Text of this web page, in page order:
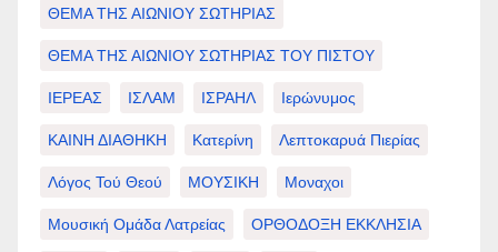
ΘΕΜΑ ΤΗΣ ΑΙΩΝΙΟΥ ΣΩΤΗΡΙΑΣ
ΘΕΜΑ ΤΗΣ ΑΙΩΝΙΟΥ ΣΩΤΗΡΙΑΣ ΤΟΥ ΠΙΣΤΟΥ
ΙΕΡΕΑΣ ΙΣΛΑΜ ΙΣΡΑΗΛ Ιερώνυμος
ΚΑΙΝΗ ΔΙΑΘΗΚΗ Κατερίνη Λεπτοκαρυά Πιερίας
Λόγος Τού Θεού ΜΟΥΣΙΚΗ Μοναχοι
Μουσική Ομάδα Λατρείας ΟΡΘΟΔΟΞΗ ΕΚΚΛΗΣΙΑ